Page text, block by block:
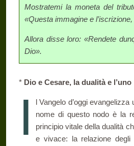
Mostratemi la moneta del
«Questa immagine e
Allora disse loro: «Rendete
Dio».
* Dio e Cesare, la dualità e l’uno
I
l Vangelo d’oggi
nome di questo nodo è la
principio vi­tale della dualità
e vivace: la relazione